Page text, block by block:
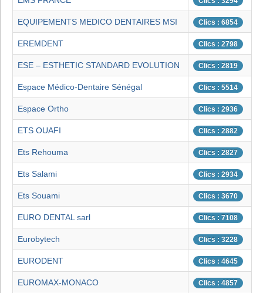
EQUIPEMENTS MEDICO DENTAIRES MSI Clics : 6854
EREMDENT Clics : 2798
ESE – ESTHETIC STANDARD EVOLUTION Clics : 2819
Espace Médico-Dentaire Sénégal Clics : 5514
Espace Ortho Clics : 2936
ETS OUAFI Clics : 2882
Ets Rehouma Clics : 2827
Ets Salami Clics : 2934
Ets Souami Clics : 3670
EURO DENTAL sarl Clics : 7108
Eurobytech Clics : 3228
EURODENT Clics : 4645
EUROMAX-MONACO Clics : 4857